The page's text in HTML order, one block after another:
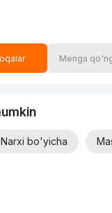
Menga
Narxi bo'yicha